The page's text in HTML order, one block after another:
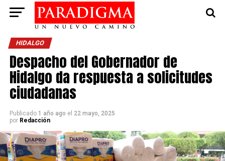
HIDALGO
Despacho del Gobernador de
Hidalgo da respuesta a solicitudes
ciudadanas
Publicado 1 año ago el 22 mayo, 2025
por Redacción